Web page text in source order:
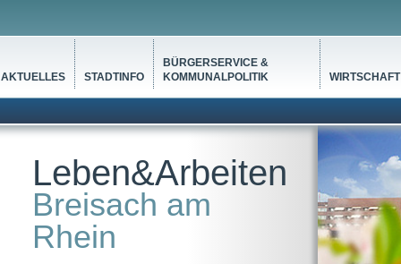
AKTUELLES STADTINFO
BÜRGERSERVICE &
KOMMUNALPOLITIK
WIRTSCHAFT
Leben&Arbeiten
Breisach am
Rhein